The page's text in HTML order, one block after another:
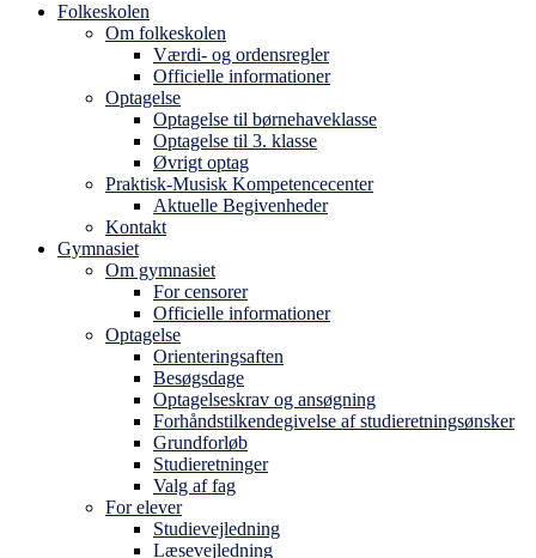
Folkeskolen
Om folkeskolen
Værdi- og ordensregler
Officielle informationer
Optagelse
Optagelse til børnehaveklasse
Optagelse til 3. klasse
Øvrigt optag
Praktisk-Musisk Kompetencecenter
Aktuelle Begivenheder
Kontakt
Gymnasiet
Om gymnasiet
For censorer
Officielle informationer
Optagelse
Orienteringsaften
Besøgsdage
Optagelseskrav og ansøgning
Forhåndstilkendegivelse af studieretningsønsker
Grundforløb
Studieretninger
Valg af fag
For elever
Studievejledning
Læsevejledning